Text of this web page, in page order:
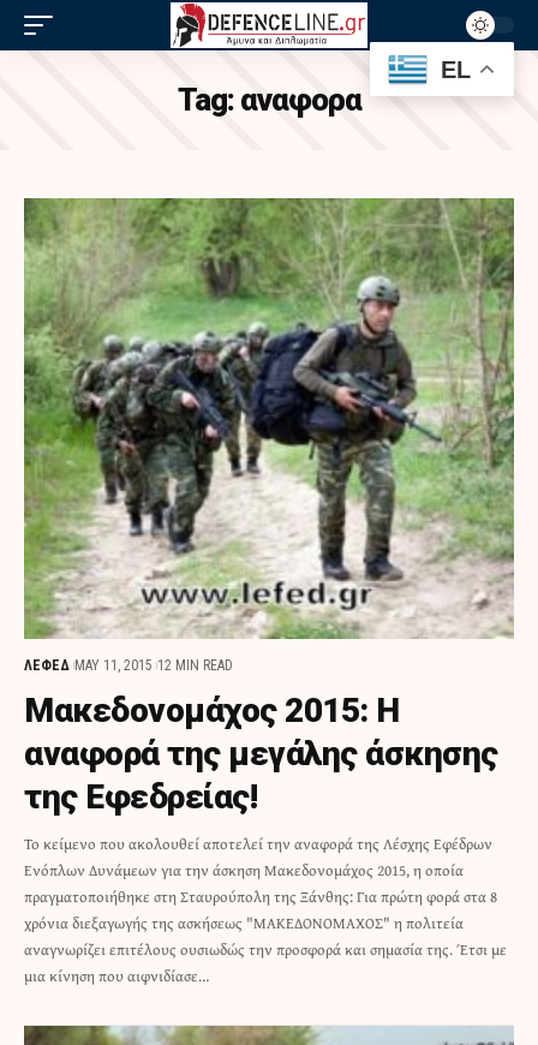
Tag: αναφορα
ΛΕΦΕΔ MAY 11, 2015 12 MIN READ
Μακεδονομάχος 2015: Η
αναφορά της μεγάλης άσκησης
της Εφεδρείας!
Το κείμενο που ακολουθεί αποτελεί την αναφορά της Λέσχης Εφέδρων
Ενόπλων Δυνάμεων για την άσκηση Μακεδονομάχος 2015, η οποία
πραγματοποιήθηκε στη Σταυρούπολη της Ξάνθης: Για πρώτη φορά στα 8
χρόνια διεξαγωγής της ασκήσεως "ΜΑΚΕΔΟΝΟΜΑΧΟΣ" η πολιτεία
αναγνωρίζει επιτέλους ουσιωδώς την προσφορά και σημασία της. Έτσι με
μια κίνηση που αιφνιδίασε…
EL